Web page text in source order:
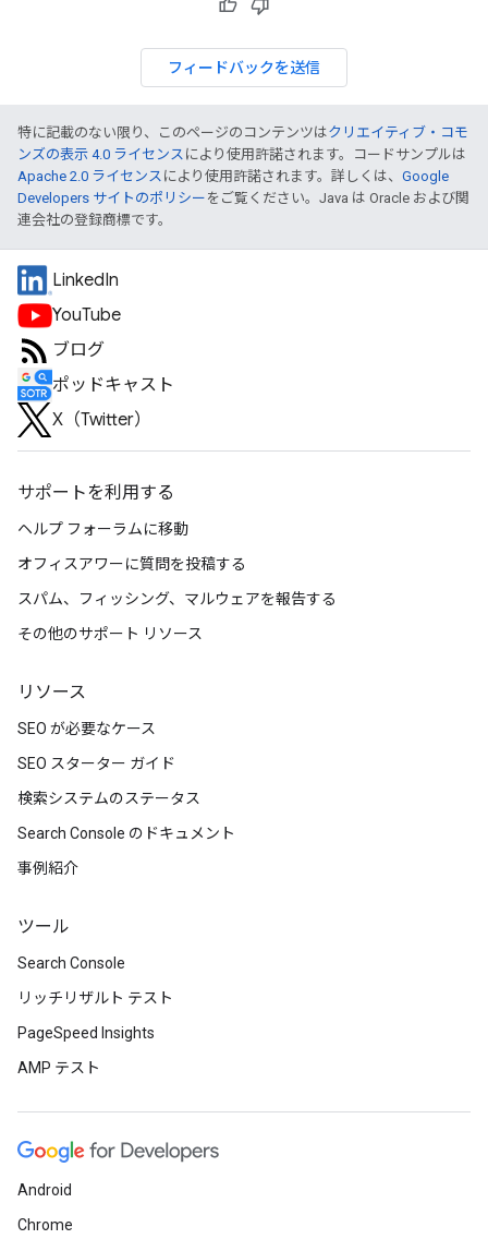
フィードバックを送信
特に記載のない限り、このページのコンテンツはクリエイティブ・コモ
ンズの表示 4.0 ライセンス により使用許諾されます。コードサンプルは
Apache 2.0 ライセンス により使用許諾されます。詳しくは、 Google
Developers サイトのポリシー をご覧ください。Java は Oracle および関
連会社の登録商標です。
LinkedIn
YouTube
ブログ
ポッドキャスト
X（Twitter）
サポートを利用する
ヘルプ フォーラムに移動
オフィスアワーに質問を投稿する
スパム、フィッシング、マルウェアを報告する
その他のサポート リソース
リソース
SEO が必要なケース
SEO スターター ガイド
検索システムのステータス
Search Console のドキュメント
事例紹介
ツール
Search Console
リッチリザルト テスト
PageSpeed Insights
AMP テスト
Android
Chrome